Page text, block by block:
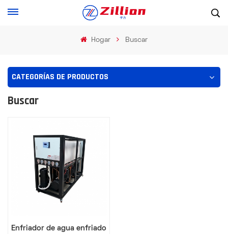
Hogar Buscar
CATEGORÍAS DE PRODUCTOS
Buscar
Enfriador de agua enfriado